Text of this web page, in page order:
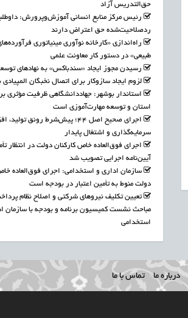
حق‌التدریس آزاد
رئیس مرکز منابع انسانی آموزش‌وپرورش:
ردصلاحیت‌شده حق اعتراض دارند
راه‌اندازی «کارخانه نوآوری مینیاتوری
طبیعی» در دستور کار معاونت علمی
رسیدن مجوز ایجاد «سندباکس» به نهادهای
لزوم ایجاد سازوکار برای اتصال نخبگان
استاندار بوشهر: جهاددانشگاهی ظرفیت مؤثری
استان و توسعه مهارت‌آموزی است
اجرای صحیح اصل ۴۴؛ پیش‌شرط رونق
سرمایه‌گذاری و اشتغال پایدار
اجرای فوق‌العاده خاص کارکنان دولت در انتظار
آیین‌نامه اجرایی تصویب شد
سازمان اداری و استخدامی: اجرای فوق‌العاده
دولت منوط به تأمین اعتبار در بودجه است
تعیین تکلیف نیروهای شرکتی و اصلاح نظام
مباحث نشست کمیسیون برنامه و بودجه با سازمان
استخدامی
درباره ما تماس با ما